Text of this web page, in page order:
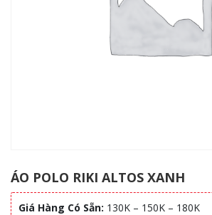
ÁO POLO RIKI ALTOS XANH
Giá Hàng Có Sẵn: 130K – 150K – 180K